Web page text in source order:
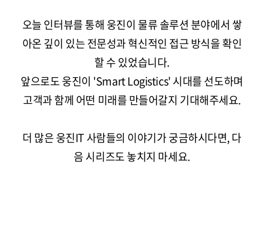
오늘 인터뷰를 통해 웅진이 물류 솔루션 분야에서 쌓
아온 깊이 있는 전문성과 혁신적인 접근 방식을 확인
할 수 있었습니다.
앞으로도 웅진이 'Smart Logistics' 시대를 선도하며
고객과 함께 어떤 미래를 만들어갈지 기대해주세요.
더 많은 웅진IT 사람들의 이야기가 궁금하시다면, 다
음 시리즈도 놓치지 마세요.